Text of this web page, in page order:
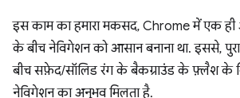
इस काम का हमारा मकसद, Chrome में एक ही
के बीच नेविगेशन को आसान बनाना था. इससे,
बीच सफ़ेद/सॉलिड रंग के बैकग्राउंड के फ़्लैश के
नेविगेशन का अनुभव मिलता है.